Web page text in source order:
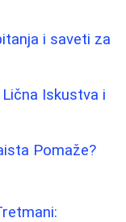
i saveti za
Iskustva i
Pomaže?